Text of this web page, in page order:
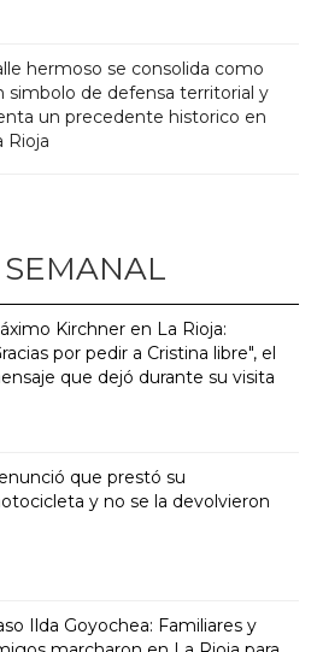
hermoso se consolida como
simbolo de defensa territorial y
un precedente historico en
Rioja
Kirchner en La Rioja:
por pedir a Cristina libre", el
que dejó durante su visita
que prestó su
y no se la devolvieron
Ilda Goyochea: Familiares y